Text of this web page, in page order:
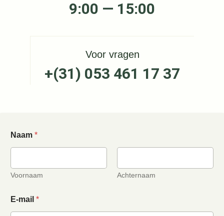
9:00 — 15:00
Voor vragen
+(31) 053 461 17 37
Naam *
Voornaam Achternaam
E-mail *